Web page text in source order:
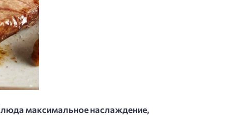
максимальное наслаждение,